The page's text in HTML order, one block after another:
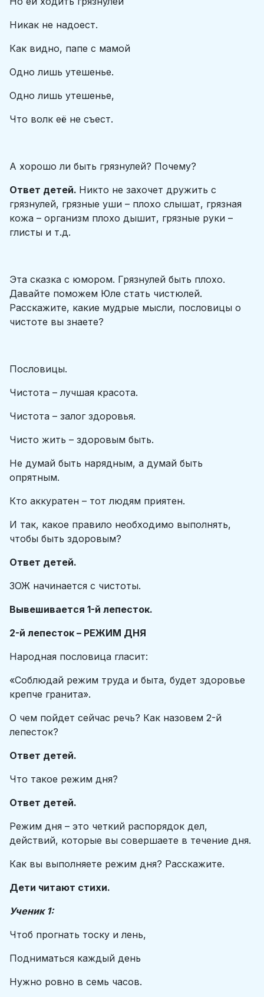
Никак не надоест.
Как видно, папе с мамой
Одно лишь утешенье.
Одно лишь утешенье,
Что волк её не съест.
А хорошо ли быть грязнулей? Почему?
Ответ детей. Никто не захочет дружить с
грязнулей, грязные уши – плохо слышат, грязная
кожа – организм плохо дышит, грязные руки –
глисты и т.д.
Эта сказка с юмором. Грязнулей быть плохо.
Давайте поможем Юле стать чистюлей.
Расскажите, какие мудрые мысли, пословицы о
чистоте вы знаете?
Пословицы.
Чистота – лучшая красота.
Чистота – залог здоровья.
Чисто жить – здоровым быть.
Не думай быть нарядным, а думай быть
опрятным.
Кто аккуратен – тот людям приятен.
И так, какое правило необходимо выполнять,
чтобы быть здоровым?
Ответ детей.
ЗОЖ начинается с чистоты.
Вывешивается 1-й лепесток.
2-й лепесток – РЕЖИМ ДНЯ
Народная пословица гласит:
«Соблюдай режим труда и быта, будет здоровье
крепче гранита».
О чем пойдет сейчас речь? Как назовем 2-й
лепесток?
Ответ детей.
Что такое режим дня?
Ответ детей.
Режим дня – это четкий распорядок дел,
действий, которые вы совершаете в течение дня.
Как вы выполняете режим дня? Расскажите.
Дети читают стихи.
Ученик 1:
Чтоб прогнать тоску и лень,
Подниматься каждый день
Нужно ровно в семь часов.